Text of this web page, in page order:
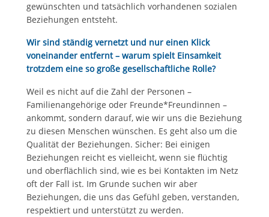
gewünschten und tatsächlich vorhandenen sozialen
Beziehungen entsteht.
Wir sind ständig vernetzt und nur einen Klick
voneinander entfernt – warum spielt Einsamkeit
trotzdem eine so große gesellschaftliche Rolle?
Weil es nicht auf die Zahl der Personen –
Familienangehörige oder Freunde*Freundinnen –
ankommt, sondern darauf, wie wir uns die Beziehung
zu diesen Menschen wünschen. Es geht also um die
Qualität der Beziehungen. Sicher: Bei einigen
Beziehungen reicht es vielleicht, wenn sie flüchtig
und oberflächlich sind, wie es bei Kontakten im Netz
oft der Fall ist. Im Grunde suchen wir aber
Beziehungen, die uns das Gefühl geben, verstanden,
respektiert und unterstützt zu werden.